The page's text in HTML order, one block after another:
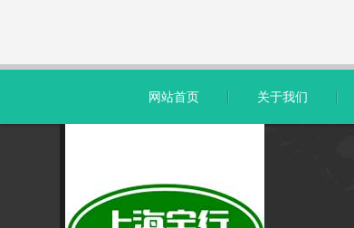
网站首页 关于我们